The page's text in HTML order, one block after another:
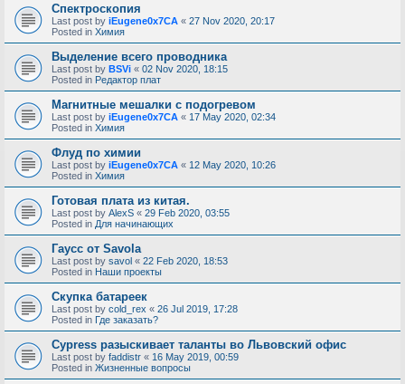
Спектроскопия
Last post by iEugene0x7CA « 27 Nov 2020, 20:17
Posted in Химия
Выделение всего проводника
Last post by BSVi « 02 Nov 2020, 18:15
Posted in Редактор плат
Магнитные мешалки с подогревом
Last post by iEugene0x7CA « 17 May 2020, 02:34
Posted in Химия
Флуд по химии
Last post by iEugene0x7CA « 12 May 2020, 10:26
Posted in Химия
Готовая плата из китая.
Last post by AlexS « 29 Feb 2020, 03:55
Posted in Для начинающих
Гаусс от Savola
Last post by savol « 22 Feb 2020, 18:53
Posted in Наши проекты
Скупка батареек
Last post by cold_rex « 26 Jul 2019, 17:28
Posted in Где заказать?
Cypress разыскивает таланты во Львовский офис
Last post by faddistr « 16 May 2019, 00:59
Posted in Жизненные вопросы